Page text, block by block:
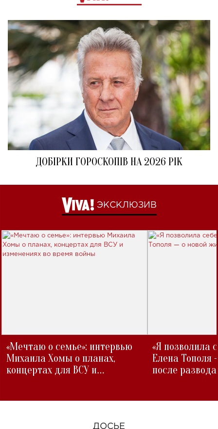
ДОБІРКИ ГОРОСКОПІВ НА 2026 РІК
ЭКСКЛЮЗИВ
«Мечтаю о семье»: интервью
Михаила Хомы о планах,
концертах для ВСУ и
«Я позволила
Елена Тополя
после развода
ДОСЬЕ